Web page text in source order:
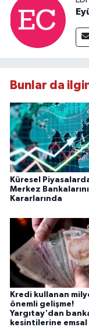
Bunlar da
Küresel
Merkez
Kararlarında
Kredi kullanan
önemli gelişme!
Yargıtay'dan
kesintilerine